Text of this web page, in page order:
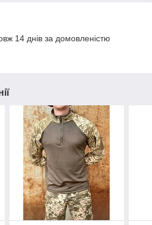
14 днів за домовленістю